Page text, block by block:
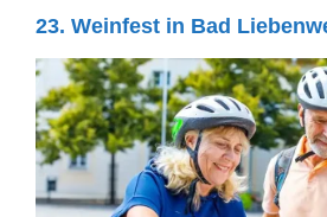
23. Weinfest in Bad